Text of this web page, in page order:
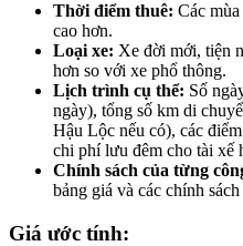
Thời điểm thuê: Các
cao hơn.
Loại xe: Xe đời mới, tiện
hơn so với xe phổ thông.
Lịch trình cụ thể: Số
ngày), tổng số km di
Hậu Lộc nếu có), các
chi phí lưu đêm cho tài xế
Chính sách của từng
bảng giá và các chính
Giá ước tính: